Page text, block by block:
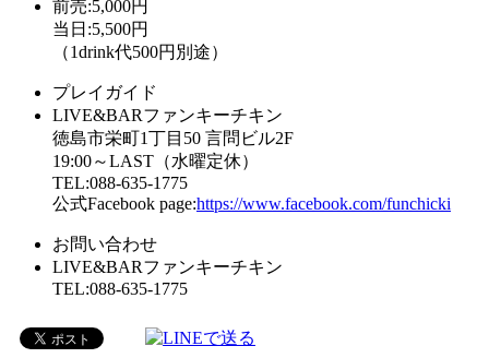
前売:5,000円
当日:5,500円
（1drink代500円別途）
プレイガイド
LIVE&BARファンキーチキン
徳島市栄町1丁目50 言問ビル2F
19:00～LAST（水曜定休）
TEL:088-635-1775
公式Facebook page:https://www.facebook.com/funchicki
お問い合わせ
LIVE&BARファンキーチキン
TEL:088-635-1775